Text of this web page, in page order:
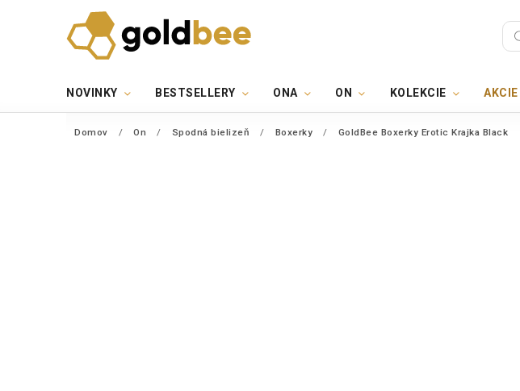
NOVINKY BESTSELLERY ONA ON KOLEKCIE AKCIE
Domov / On / Spodná bielizeň / Boxerky / GoldBee Boxerky Erotic Krajka Black